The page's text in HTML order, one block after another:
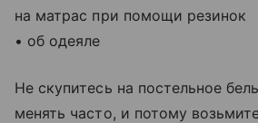
на матрас при помощи резинок
• об одеяле
Не скупитесь на постельное
менять часто, и потому